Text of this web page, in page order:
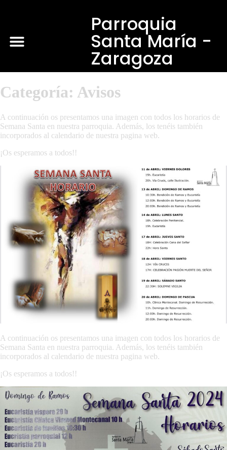
Parroquia
Santa María -
Zaragoza
Categoría: Avisos
A continuación os presentamos una imagen con todos los horarios de
Semana Santa en nuestra parroquia. Además, los tenéis también
incorporados al calendario de nuestra pagina web.
¡Os esperamos a todos!!
A continuación os presentamos una imagen con todos los horarios de
Semana Santa en nuestra parroquia. Además, los tenéis también
incorporados al calendario de nuestra pagina web.
¡Os esperamos a todos!!